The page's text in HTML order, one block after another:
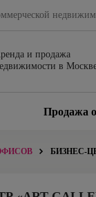
и продажа
в
Продажа
БИЗНЕС-